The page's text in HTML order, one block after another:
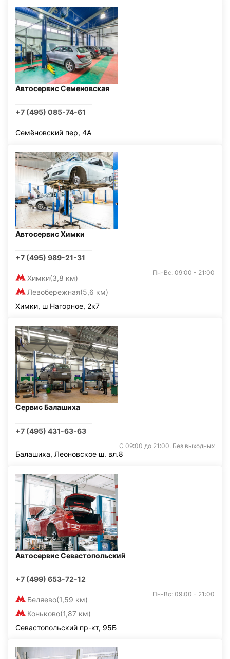
Автосервис Семеновская
+7 (495) 085-74-61
Семёновский пер, 4А
Автосервис Химки
+7 (495) 989-21-31
Химки(3,8 км)
Левобережная(5,6 км)
Пн-Вс: 09:00 - 21:00
Химки, ш Нагорное, 2к7
Сервис Балашиха
+7 (495) 431-63-63
С 09:00 до 21:00. Без выходных
Балашиха, Леоновское ш. вл.8
Автосервис Севастопольский
+7 (499) 653-72-12
Беляево(1,59 км)
Коньково(1,87 км)
Пн-Вс: 09:00 - 21:00
Севастопольский пр-кт, 95Б